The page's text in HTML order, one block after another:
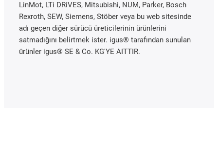
LinMot, LTi DRiVES, Mitsubishi, NUM, Parker, Bosch
Rexroth, SEW, Siemens, Stöber veya bu web sitesinde
adı geçen diğer sürücü üreticilerinin ürünlerini
satmadığını belirtmek ister. igus® tarafından sunulan
ürünler igus® SE & Co. KG'YE AITTIR.